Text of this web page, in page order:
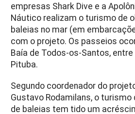
empresas Shark Dive e a
Náutico realizam o turismo de
baleias no mar (em
com o projeto. Os passeios
Baía de Todos-os-Santos, entre
Pituba.
Segundo coordenador do
Gustavo Rodamilans, o
de baleias tem tido um